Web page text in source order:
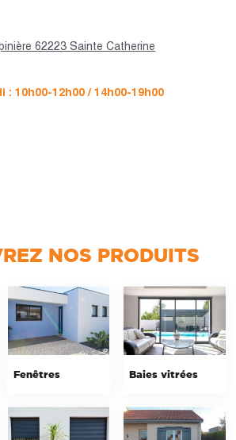
62223 Sainte Catherine
: 10h00-12h00 / 14h00-19h00
NOS PRODUITS
Fenêtres Baies vitrées